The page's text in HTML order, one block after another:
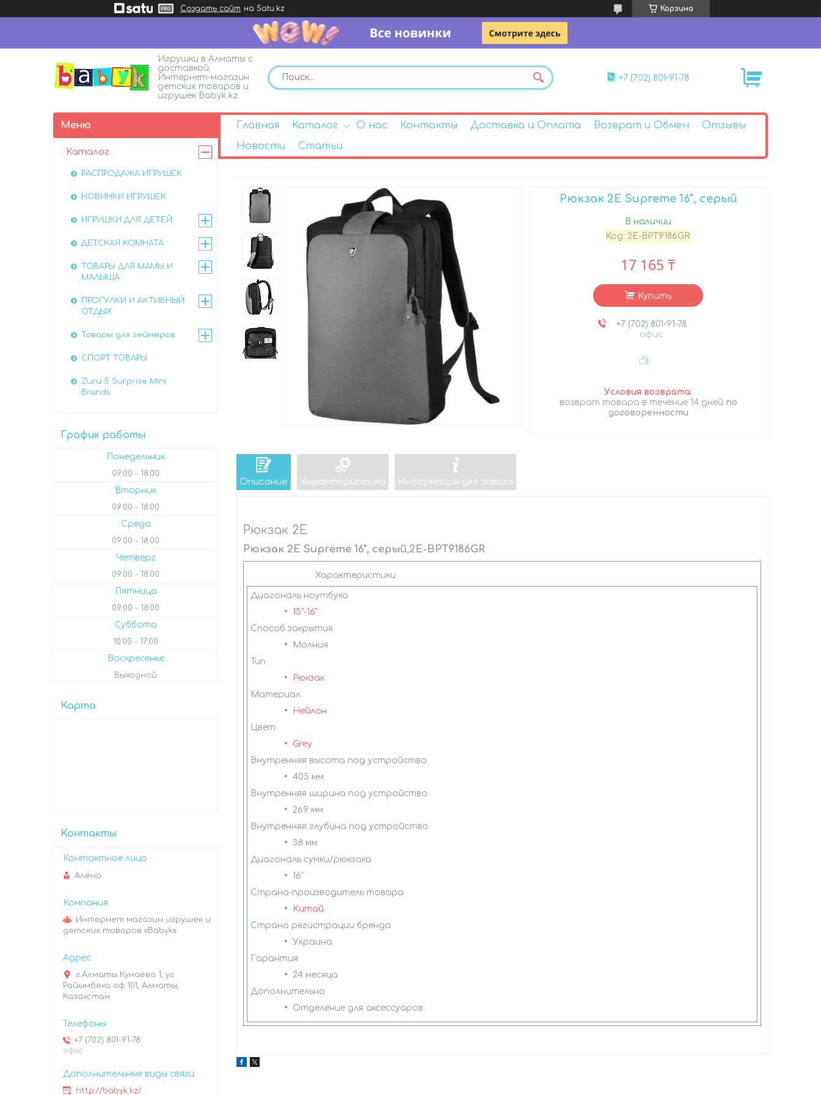
Создать сайт на Satu.kz Корзина
Игрушки в Алматы с
доставкой.
Интернет-магазин
детских товаров и
игрушек Babyk.kz
+7 (702) 801-91-78
Главная Каталог О нас Контакты Доставка и Оплата Возврат и Обмен
Отзывы
Новости
Статьи
Рюкзак 2E Supreme 16", серый
В наличии
Код: 2E-BPT9186GR
17 165 ₸
Купить
+7 (702) 801-91-78
офис
возврат товара в течение 14 дней по
договоренности
Описание Характеристики Информация для заказа
Рюкзак 2E
Рюкзак 2E Supreme 16", серый,2E-BPT9186GR
Характеристики
Диагональ ноутбука
15"-16"
Способ закрытия
Молния
Тип
Рюкзак
Материал
Нейлон
Цвет
Grey
Внутренняя высота под устройство
405 мм
Внутренняя ширина под устройство
269 мм
Внутренняя глубина под устройство
38 мм
Диагональ сумки/рюкзака
16''
Страна-производитель товара
Китай
Страна регистрации бренда
Украина
Гарантия
24 месяца
Дополнительно
Отделение для аксессуаров
Каталог
РАСПРОДАЖА ИГРУШЕК
НОВИНКИ ИГРУШЕК
ИГРУШКИ ДЛЯ ДЕТЕЙ
ДЕТСКАЯ КОМНАТА
ТОВАРЫ ДЛЯ МАМЫ И
МАЛЫША
ПРОГУЛКИ И АКТИВНЫЙ
ОТДЫХ
Товары для геймеров
СПОРТ ТОВАРЫ
Zuru 5 Surprise Mini
Brands
График работы
Понедельник
09:00 18:00
Вторник
09:00 18:00
Среда
09:00 18:00
Четверг
09:00 18:00
Пятница
09:00 18:00
Суббота
10:00 17:00
Воскресенье
Выходной
Карта
Контакты
Алёна
Интернет магазин игрушек и
детских товаров «Babyk»
г.Алматы Кунаева 1, уг
Райымбека оф.101, Алматы,
Казахстан
+7 (702) 801-91-78
офис
http://babyk.kz/